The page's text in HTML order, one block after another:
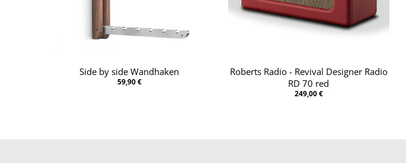
Side by side Wandhaken
59,90 €
Roberts Radio - Revival Designer Radio
RD 70 red
249,00 €